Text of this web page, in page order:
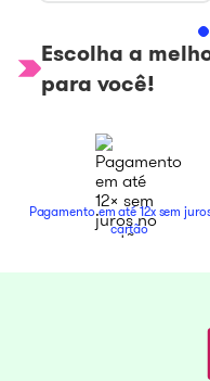
Escolha a
para você!
Pagamento em até 12x sem
cartão